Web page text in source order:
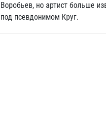
Воробьев, но артист больше
под псевдонимом Круг.